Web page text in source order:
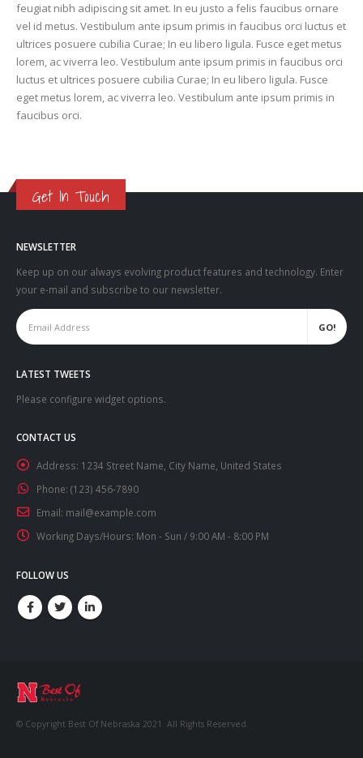
feugiat nibh adipiscing sit amet. In eu justo a felis faucibus ornare
vel id metus. Vestibulum ante ipsum primis in faucibus orci luctus et
ultrices posuere cubilia Curae; In eu libero ligula. Fusce eget metus
lorem, ac viverra leo. Vestibulum ante ipsum primis in faucibus orci
luctus et ultrices posuere cubilia Curae; In eu libero ligula. Fusce
eget metus lorem, ac viverra leo. Vestibulum ante ipsum primis in
faucibus orci.
Get In Touch
NEWSLETTER
Keep up on our always evolving product features and technology. Enter
your e-mail and subscribe to our newsletter.
LATEST TWEETS
Please configure widget options.
CONTACT US
Address: 1234 Street Name, City Name, United States
Phone: (123) 456-7890
Email: mail@example.com
Working Days/Hours: Mon - Sun / 9:00 AM - 8:00 PM
FOLLOW US
© Copyright Best Of Nebraska 2021. All Rights Reserved.